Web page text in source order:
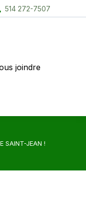
514 272-7507
joindre
SAINT-JEAN !